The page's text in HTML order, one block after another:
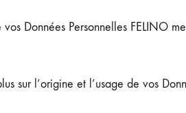
Données Personnelles
sur l’origine et l’usage de vos